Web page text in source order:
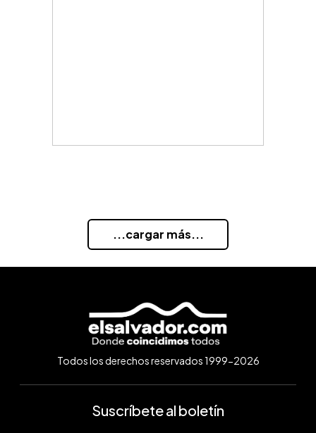
...cargar más...
Todos los derechos reservados 1999-2026
Suscríbete al boletín